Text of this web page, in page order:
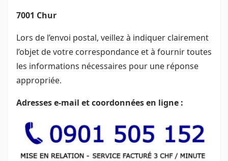
7001 Chur
Lors de l’envoi postal, veillez à indiquer clairement
l’objet de votre correspondance et à fournir toutes
les informations nécessaires pour une réponse
appropriée.
Adresses e-mail et coordonnées en ligne :